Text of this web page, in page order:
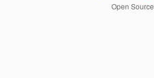
Open Source